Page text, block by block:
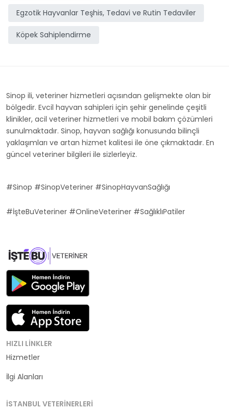
Egzotik Hayvanlar Teşhis, Tedavi ve Rutin Tedaviler
Köpek Sahiplendirme
Sinop ili, veteriner hizmetleri açısından gelişmekte olan bir
bölgedir. Evcil hayvan sahipleri için şehir genelinde çeşitli
klinikler, acil veteriner hizmetleri ve mobil bakım çözümleri
sunulmaktadır. Sinop, hayvan sağlığı konusunda bilinçli
yaklaşımları ve artan hizmet kalitesi ile öne çıkmaktadır. En
güncel veteriner bilgileri ile sizlerleyiz.
#Sinop #SinopVeteriner #SinopHayvanSağlığı
#İşteBuVeteriner #OnlineVeteriner #SağlıklıPatiler
HIZLI LINKLER
Hizmetler
İlgi Alanları
İSTANBUL VETERINERLERI